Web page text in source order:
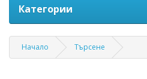
Категории
Начало Търсене